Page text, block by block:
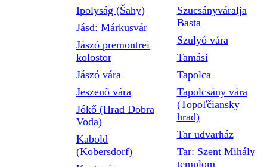
Ipolyság (Šahy)
Jásd: Márkusvár
Jászó premontrei
kolostor
Jászó vára
Jeszenő vára
Jókő (Hrad Dobra
Voda)
Kabold
(Kobersdorf)
Szucsányváralja
Basta
Szulyó vára
Tamási
Tapolca
Tapolcsány vára
(Topoľčiansky
hrad)
Tar udvarház
Tar: Szent Mihály
templom